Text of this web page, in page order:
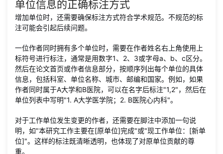
单位信息的正确标注方式
增加单位时，还需要确保标注方式符合学术规范。不规范的标
注可能会引起后续问题。
一位作者同时拥有多个单位时，需要在作者姓名右上角使用上
标符号进行标注，通常是用数字1、2、3或字母a、b、c区分。
然后在论文首页或作者信息部分，按顺序列出每个单位的具体
信息，包括科室、单位名称、城市、邮编和国家。例如，如果
作者同时属于A大学和B医院，可以在名字后标注"1,2"，然后在
单位列表中写明"1. A大学医学院；2. B医院心内科"。
对于工作单位发生变更的作者，还需要在脚注中添加一句说
明，如"本研究工作主要在[原单位]完成"或"现工作单位：[新单
位]"。这样的标注既清晰透明，也体现了对原单位贡献的尊
重。